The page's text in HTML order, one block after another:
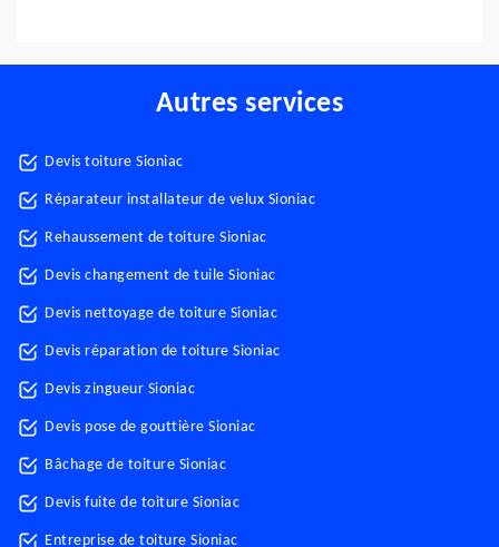
Autres services
Devis toiture Sioniac
Réparateur installateur de velux Sioniac
Rehaussement de toiture Sioniac
Devis changement de tuile Sioniac
Devis nettoyage de toiture Sioniac
Devis réparation de toiture Sioniac
Devis zingueur Sioniac
Devis pose de gouttière Sioniac
Bâchage de toiture Sioniac
Devis fuite de toiture Sioniac
Entreprise de toiture Sioniac